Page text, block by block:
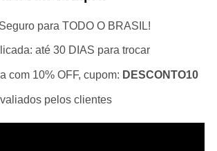
para TODO O BRASIL!
até 30 DIAS para trocar
com 10% OFF, cupom: DESCONTO10
pelos clientes